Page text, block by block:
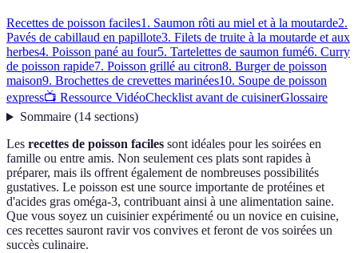
Recettes de poisson faciles1. Saumon rôti au miel et à la moutarde2.
Pavés de cabillaud en papillote3. Filets de truite à la moutarde et aux
herbes4. Poisson pané au four5. Tartelettes de saumon fumé6. Curry
de poisson rapide7. Poisson grillé au citron8. Burger de poisson
maison9. Brochettes de crevettes marinées10. Soupe de poisson
express📺 Ressource VidéoChecklist avant de cuisinerGlossaire
Sommaire(14 sections)
Les recettes de poisson faciles sont idéales pour les soirées en
famille ou entre amis. Non seulement ces plats sont rapides à
préparer, mais ils offrent également de nombreuses possibilités
gustatives. Le poisson est une source importante de protéines et
d'acides gras oméga-3, contribuant ainsi à une alimentation saine.
Que vous soyez un cuisinier expérimenté ou un novice en cuisine,
ces recettes sauront ravir vos convives et feront de vos soirées un
succès culinaire.